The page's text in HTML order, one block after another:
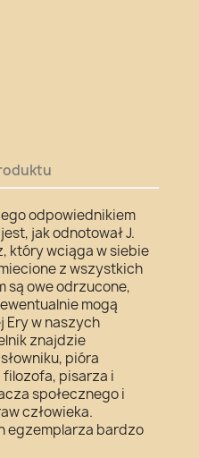
odpowiednikiem
jak odnotował J.
który wciąga w siebie
z wszystkich
są owe odrzucone,
mogą
Ery w naszych
znajdzie
pióra
pisarza i
społecznego i
człowieka.
egzemplarza bardzo